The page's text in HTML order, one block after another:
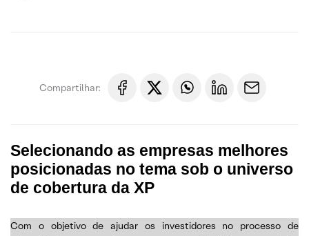
Compartilhar:
Selecionando as empresas melhores
posicionadas no tema sob o universo
de cobertura da XP
Com o objetivo de ajudar os investidores no processo de